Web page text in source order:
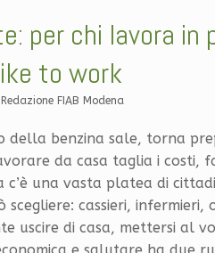
per chi lavora
to work
Redazione FIAB Modena
della benzina sale, torna
da casa taglia i costi,
una vasta platea di
cassieri, infermieri,
uscire di casa, mettersi al